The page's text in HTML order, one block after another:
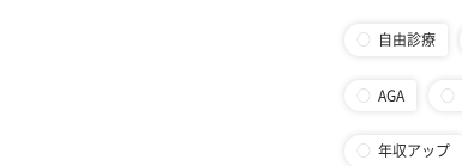
自由診療
AGA
年収アップ